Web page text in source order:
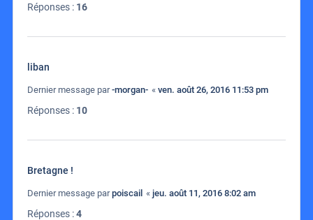
Réponses : 16
liban
Dernier message par-morgan- « ven. août 26, 2016 11:53 pm
Réponses : 10
Bretagne !
Dernier message parpoiscail « jeu. août 11, 2016 8:02 am
Réponses :4